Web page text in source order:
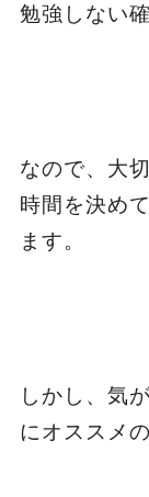
勉強しない
なので、大
時間を決め
ます。
しかし、気
にオススメ